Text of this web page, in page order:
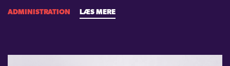
ADMINISTRATION LÆS MERE